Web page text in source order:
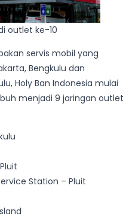
outlet ke-10
servis mobil yang
Bengkulu dan
Holy Ban Indonesia mulai
menjadi 9 jaringan outlet
Station – Pluit